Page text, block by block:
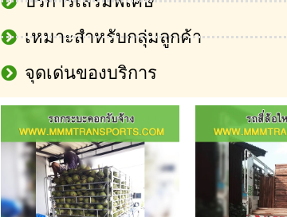
เหมาะสำหรับกลุ่มลูกค้า
จุดเด่นของบริการ